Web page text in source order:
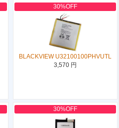
30%OFF
BLACKVIEW U32100100PHVUTL
3,570 円
30%OFF